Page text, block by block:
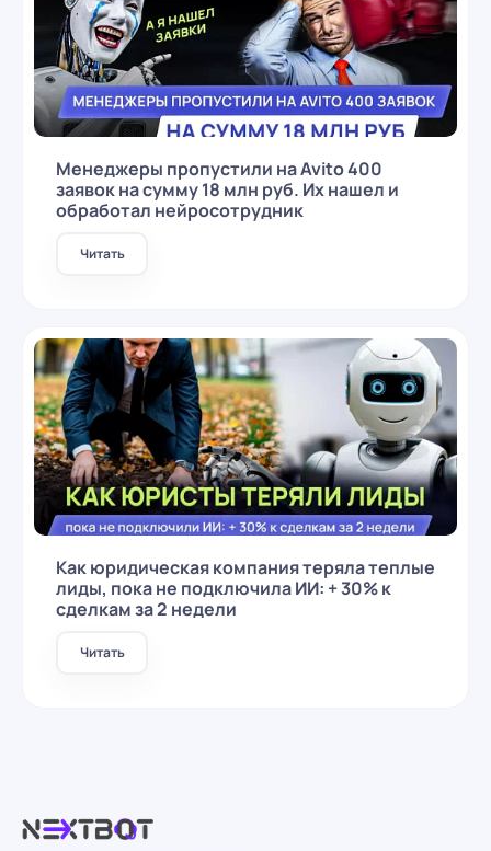
Менеджеры пропустили на Avito 400
заявок на сумму 18 млн руб. Их нашел и
обработал нейросотрудник
Читать
Как юридическая компания теряла теплые
лиды, пока не подключила ИИ: + 30% к
сделкам за 2 недели
Читать